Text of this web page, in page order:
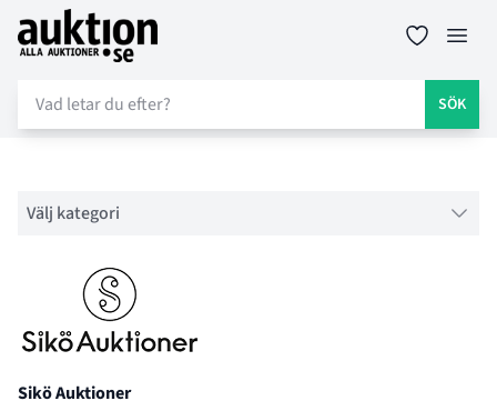
Auktion.se
SÖK
Filter
Välj kategori
Sikö Auktioner